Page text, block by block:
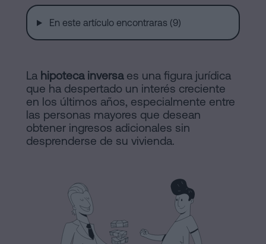
online
Contactar
Hipotecas
pareja
de
hecho
en
Barcelona
Mercantil
sociedades
En este artículo encontraras (9)
La hipoteca inversaes una figura jurídica
que ha despertado un interés creciente
en los últimos años, especialmente entre
las personas mayores que desean
obtener ingresos adicionales sin
desprenderse de su vivienda.